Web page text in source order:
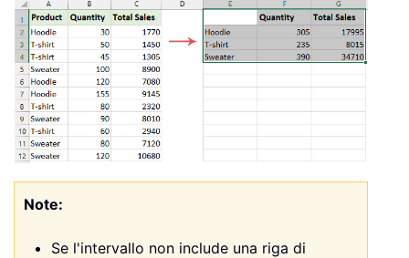
Note:
Se l'intervallo non include una riga di